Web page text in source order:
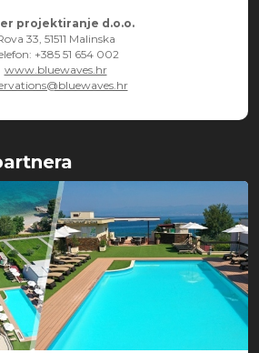
projektiranje d.o.o.
33, 51511 Malinska
+385 51 654 002
www.bluewaves.hr